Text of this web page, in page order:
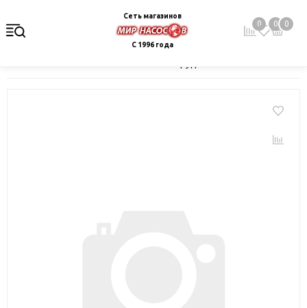
Сеть магазинов
С 1996 года
0 0 0